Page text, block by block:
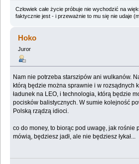
Człowiek całe życie próbuje nie wychodzić na
faktycznie jest - i przeważnie to mu się nie udaje
Hoko
Juror
Nam nie potrzeba starszipów ani wulkanów.
którą będzie można sprawnie i w rozsądnych
ładunek na LEO, i technologia, którą będzie
pocisków balistycznych. W sumie kolejność
Polską rządzą idioci.
co do money, to biorąc pod uwagę, jak rośnie
mówią, będziesz jadł, ale nie będziesz łykał...